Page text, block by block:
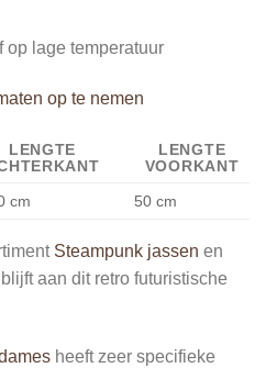
op lage temperatuur
op te nemen
LENGTE
LENGTE
VOORKANT
cm 50 cm
Steampunk jassen en
aan dit retro futuristische
heeft zeer specifieke